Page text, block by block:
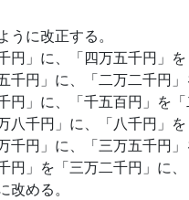
に改正する。
円」に、「四万五千円」を
千円」に、「二万二千円
円」に、「千五百円」を
八千円」に、「八千円」を
千円」に、「三万五千円
」を「三万二千円」に、
める。